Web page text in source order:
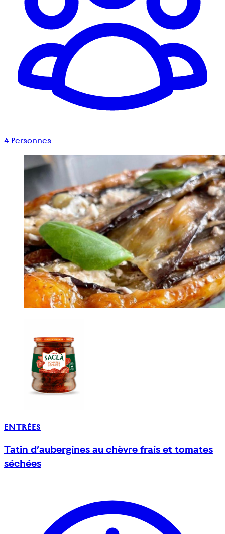
4 Personnes
ENTRÉES
Tatin d’aubergines au chèvre frais et tomates
séchées